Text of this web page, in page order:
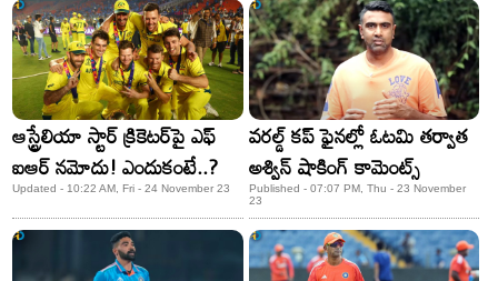
ఆస్ట్రేలియా స్టార్ క్రికెటర్​పై ఎఫ్​​
ఐఆర్ నమోదు! ఎందుకంటే..?
Updated - 10:22 AM, Fri - 24 November 23
వరల్డ్ కప్ ఫైనల్లో ఓటమి తర్వాత
అశ్విన్ షాకింగ్ కామెంట్స్
Published - 07:07 PM, Thu - 23 November
23